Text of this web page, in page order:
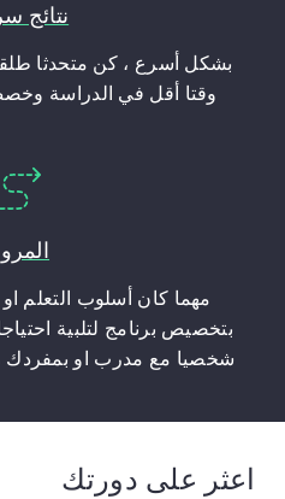
نتائج
بشكل أسرع ، كن متحدثا
وقتا أقل في الدراسة
مهما كان أسلوب التعلم
بتخصيص برنامج لتلبية
شخصيا مع مدرب او بمفردك
اعثر على دورتك